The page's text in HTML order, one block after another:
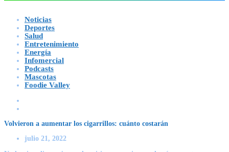
Noticias
Deportes
Salud
Entretenimiento
Energía
Infomercial
Podcasts
Mascotas
Foodie Valley
Volvieron a aumentar los cigarrillos: cuánto costarán
julio 21, 2022